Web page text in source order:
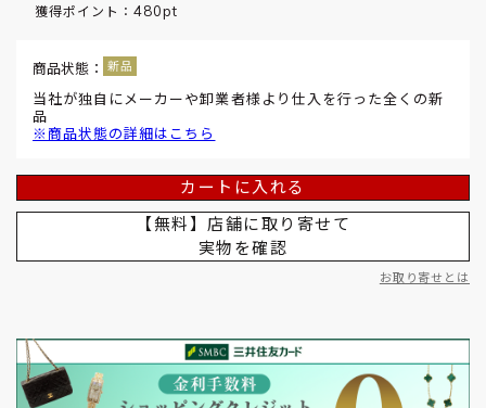
獲得ポイント： 480pt
商品状態：
当社が独自にメーカーや卸業者様より仕入を行った全くの新
品
※商品状態の詳細はこちら
カートに入れる
【無料】店舗に取り寄せて
実物を確認
お取り寄せとは